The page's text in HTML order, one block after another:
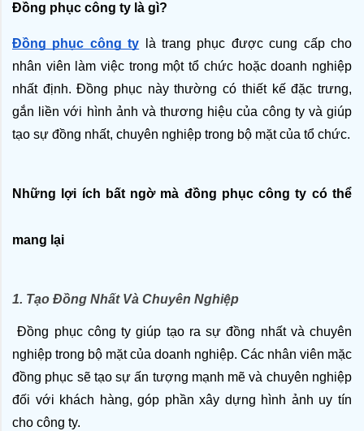
Đồng phục công ty là gì?
Đồng phục công ty là trang phục được cung cấp cho
nhân viên làm việc trong một tổ chức hoặc doanh nghiệp
nhất định. Đồng phục này thường có thiết kế đặc trưng,
gắn liền với hình ảnh và thương hiệu của công ty và giúp
tạo sự đồng nhất, chuyên nghiệp trong bộ mặt của tổ chức.
Những lợi ích bất ngờ mà đồng phục công ty có thể
mang lại
1. Tạo Đồng Nhất Và Chuyên Nghiệp
Đồng phục công ty giúp tạo ra sự đồng nhất và chuyên
nghiệp trong bộ mặt của doanh nghiệp. Các nhân viên mặc
đồng phục sẽ tạo sự ấn tượng mạnh mẽ và chuyên nghiệp
đối với khách hàng, góp phần xây dựng hình ảnh uy tín
cho công ty.